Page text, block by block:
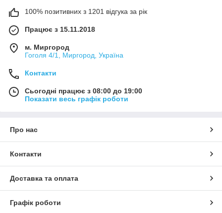
100% позитивних з 1201 відгука за рік
Працює з 15.11.2018
м. Миргород
Гоголя 4/1, Миргород, Україна
Контакти
Сьогодні працює з 08:00 до 19:00
Показати весь графік роботи
Про нас
Контакти
Доставка та оплата
Графік роботи